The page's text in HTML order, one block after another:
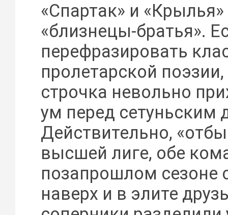
«Спартак» и
«близнецы-братья».
перефразировать
пролетарской
строчка невольно
ум перед сетуньским
Действительно,
высшей лиге, обе
позапрошлом сезоне
наверх и в элите